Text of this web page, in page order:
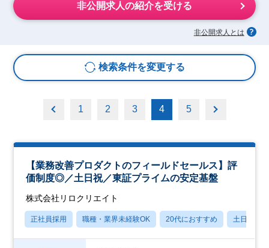
非公開求人の紹介を受ける
非公開求人とは
検索条件を変更する
1 2 3 4 5
【業務改善プロダクトのフィールドセールス】評
価制度◎／土日祝／東証プライムの安定基盤
株式会社リロクリエイト
正社員採用 職種・業界未経験OK 20代におすすめ 土日祝休み